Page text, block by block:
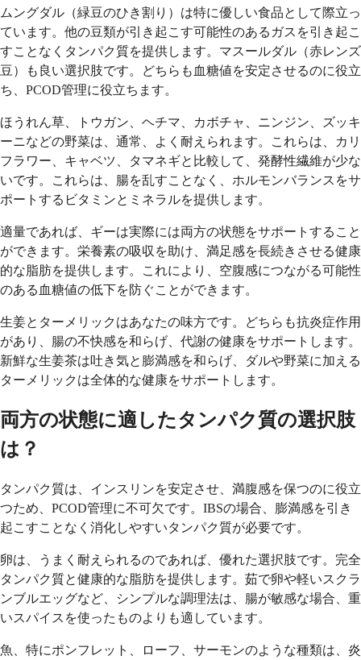
ムングダル（緑豆のひき割り）は特に優しい食品として際立っ
ています。他の豆類が引き起こす可能性のあるガスを引き起こ
すことなくタンパク質を提供します。マスールダル（赤レンズ
豆）も良い選択肢です。どちらも血糖値を安定させるのに役立
ち、PCOD管理に役立ちます。
ほうれん草、トウガン、ヘチマ、カボチャ、ニンジン、ズッキ
ーニなどの野菜は、通常、よく耐えられます。これらは、カリ
フラワー、キャベツ、タマネギと比較して、発酵性繊維が少な
いです。これらは、腸を乱すことなく、ホルモンバランスをサ
ポートするビタミンとミネラルを提供します。
適量であれば、ギーは実際には両方の状態をサポートすること
ができます。栄養素の吸収を助け、満足感を長続きさせる健康
的な脂肪を提供します。これにより、空腹感につながる可能性
のある血糖値の低下を防ぐことができます。
生姜とターメリックはあなたの味方です。どちらも抗炎症作用
があり、腸の不快感を和らげ、代謝の健康をサポートします。
新鮮な生姜茶は吐き気と膨満感を和らげ、ダルや野菜に加える
ターメリックは全体的な健康をサポートします。
両方の状態に適したタンパク質の選択肢
は？
タンパク質は、インスリンを安定させ、満腹感を保つのに役立
つため、PCOD管理に不可欠です。IBSの場合、膨満感を引き
起こすことなく消化しやすいタンパク質が必要です。
卵は、うまく耐えられるのであれば、優れた選択肢です。完全
タンパク質と健康的な脂肪を提供します。茹で卵や軽いスクラ
ンブルエッグなど、シンプルな調理法は、腸が敏感な場合、重
いスパイスを使ったものよりも適しています。
魚、特にポンフレット、ローフ、サーモンのような種類は、炎